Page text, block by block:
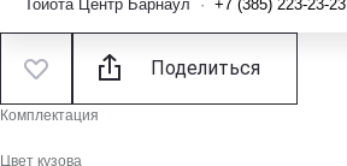
Тойота Центр Барнаул · +7 (385) 223-23-23
Поделиться
Комплектация
Цвет кузова